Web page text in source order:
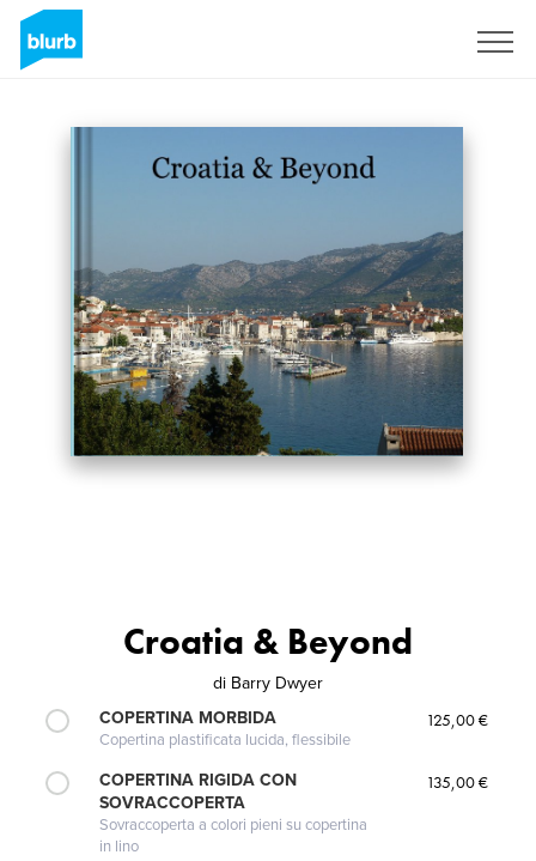
Croatia & Beyond
di Barry Dwyer
COPERTINA MORBIDA
Copertina plastificata lucida, flessibile
125,00 €
COPERTINA RIGIDA CON
SOVRACCOPERTA
Sovraccoperta a colori pieni su copertina
in lino
135,00 €